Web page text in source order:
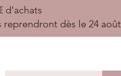
d'achats
dès le 24 août